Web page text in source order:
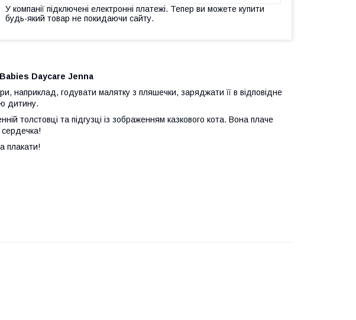
У компанії підключені електронні платежі. Тепер ви можете купити
будь-який товар не покидаючи сайту.
Daycare Jenna
наприклад, годувати малятку з пляшечки, заряджати її в відповідне
дитину.
толстовці та підгузці із зображенням казкового кота. Вона плаче
сердечка!
плакати!